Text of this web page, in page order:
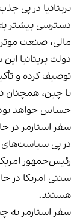
بریتانیا در پی
دسترسی بیشتر
مالی، صنعت
دولت بریتانیا
توصیف کرده و
با چین، همچنان
حساس خواهد
سفر استارمر در
در پی سیاست‌های
رئیس‌جمهور
سنتی امریکا در
هستند.
سفر استارمر به